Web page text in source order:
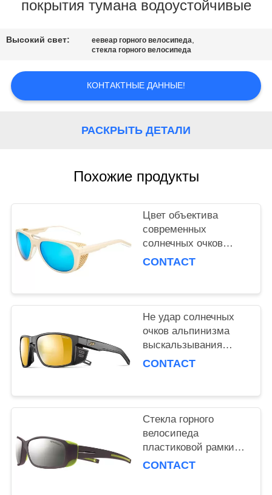
СВЯЗАТЬСЯ
НАМИ
СПРОСИТЕ
ЦИТАТУ
PRIVACY
покрытия тумана водоустойчивые
Высокий свет: еевеар горного велосипеда,
стекла горного велосипеда
КОНТАКТНЫЕ ДАННЫЕ!
РАСКРЫТЬ ДЕТАЛИ
Похожие продукты
Цвет объектива
современных
солнечных очков
альпинизма формы
CONTACT
Не удар солнечных
очков альпинизма
выскальзывания
поглощая с гибким
CONTACT
Стекла горного
велосипеда
пластиковой рамки
стильные, солнечные
CONTACT